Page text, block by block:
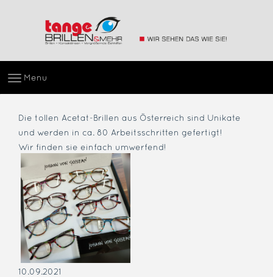
Menu
Die tollen Acetat-Brillen aus Österreich sind Unikate
und werden in ca. 80 Arbeitsschritten gefertigt!
Wir finden sie einfach umwerfend!
10.09.2021